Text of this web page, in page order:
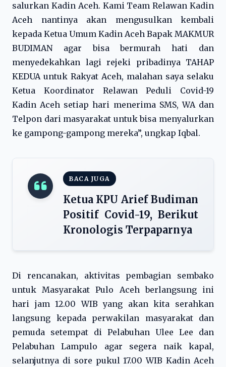
salurkan Kadin Aceh. Kami Team Relawan Kadin
Aceh nantinya akan mengusulkan kembali
kepada Ketua Umum Kadin Aceh Bapak MAKMUR
BUDIMAN agar bisa bermurah hati dan
menyedekahkan lagi rejeki pribadinya TAHAP
KEDUA untuk Rakyat Aceh, malahan saya selaku
Ketua Koordinator Relawan Peduli Covid-19
Kadin Aceh setiap hari menerima SMS, WA dan
Telpon dari masyarakat untuk bisa menyalurkan
ke gampong-gampong mereka”, ungkap Iqbal.
BACA JUGA
Ketua KPU Arief Budiman
Positif Covid-19, Berikut
Kronologis Terpaparnya
Di rencanakan, aktivitas pembagian sembako
untuk Masyarakat Pulo Aceh berlangsung ini
hari jam 12.00 WIB yang akan kita serahkan
langsung kepada perwakilan masyarakat dan
pemuda setempat di Pelabuhan Ulee Lee dan
Pelabuhan Lampulo agar segera naik kapal,
selanjutnya di sore pukul 17.00 WIB Kadin Aceh